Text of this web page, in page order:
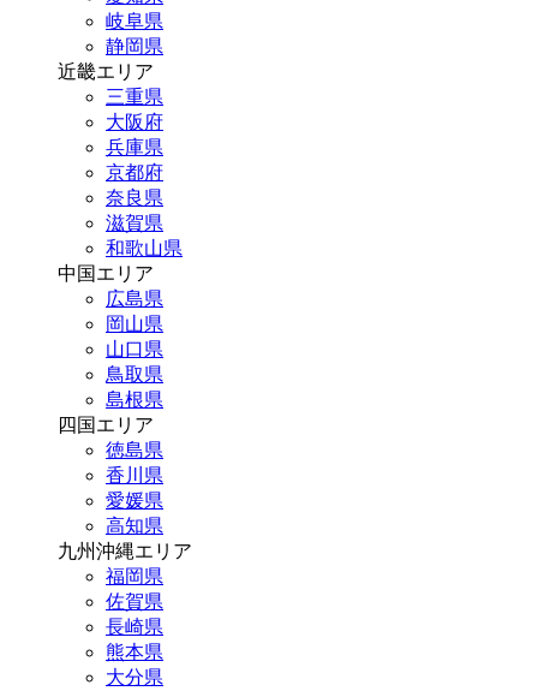
岐阜県
静岡県
近畿エリア
三重県
大阪府
兵庫県
京都府
奈良県
滋賀県
和歌山県
中国エリア
広島県
岡山県
山口県
鳥取県
島根県
四国エリア
徳島県
香川県
愛媛県
高知県
九州沖縄エリア
福岡県
佐賀県
長崎県
熊本県
大分県